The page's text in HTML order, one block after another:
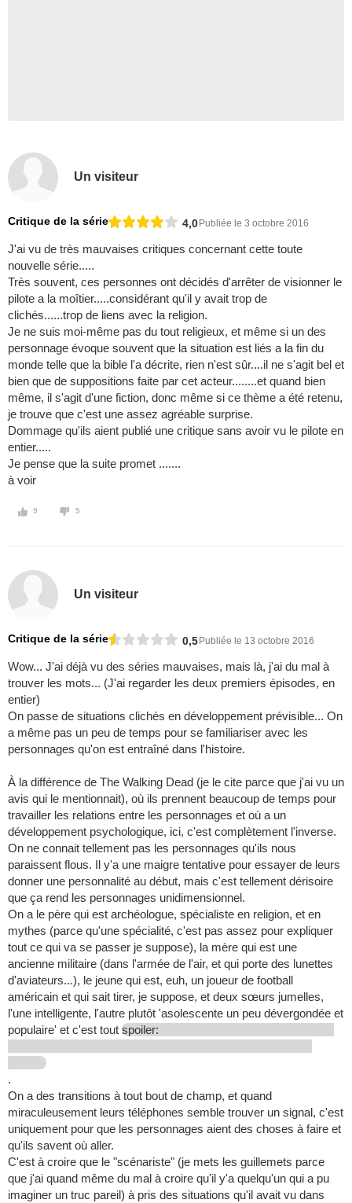
Un visiteur
Critique de la série 4,0Publiée le 3 octobre 2016
J'ai vu de très mauvaises critiques concernant cette toute
nouvelle série.....
Très souvent, ces personnes ont décidés d'arrêter de visionner le
pilote a la moîtier.....considérant qu'il y avait trop de
clichés......trop de liens avec la religion.
Je ne suis moi-même pas du tout religieux, et même si un des
personnage évoque souvent que la situation est liés a la fin du
monde telle que la bible l'a décrite, rien n'est sûr....il ne s'agit bel et
bien que de suppositions faite par cet acteur........et quand bien
même, il s'agit d'une fiction, donc même si ce thème a été retenu,
je trouve que c'est une assez agréable surprise.
Dommage qu'ils aient publié une critique sans avoir vu le pilote en
entier.....
Je pense que la suite promet .......
à voir
9 5
Un visiteur
Critique de la série 0,5Publiée le 13 octobre 2016
Wow... J'ai déjà vu des séries mauvaises, mais là, j'ai du mal à
trouver les mots... (J'ai regarder les deux premiers épisodes, en
entier)
On passe de situations clichés en développement prévisible... On
a même pas un peu de temps pour se familiariser avec les
personnages qu'on est entraîné dans l'histoire.
À la différence de The Walking Dead (je le cite parce que j'ai vu un
avis qui le mentionnait), où ils prennent beaucoup de temps pour
travailler les relations entre les personnages et où a un
développement psychologique, ici, c'est complètement l'inverse.
On ne connait tellement pas les personnages qu'ils nous
paraissent flous. Il y'a une maigre tentative pour essayer de leurs
donner une personnalité au début, mais c'est tellement dérisoire
que ça rend les personnages unidimensionnel.
On a le père qui est archéologue, spécialiste en religion, et en
mythes (parce qu'une spécialité, c'est pas assez pour expliquer
tout ce qui va se passer je suppose), la mère qui est une
ancienne militaire (dans l'armée de l'air, et qui porte des lunettes
d'aviateurs...), le jeune qui est, euh, un joueur de football
américain et qui sait tirer, je suppose, et deux sœurs jumelles,
l'une intelligente, l'autre plutôt 'asolescente un peu dévergondée et
populaire' et c'est tout spoiler:
.
On a des transitions à tout bout de champ, et quand
miraculeusement leurs téléphones semble trouver un signal, c'est
uniquement pour que les personnages aient des choses à faire et
qu'ils savent où aller.
C'est à croire que le "scénariste" (je mets les guillemets parce
que j'ai quand même du mal à croire qu'il y'a quelqu'un qui a pu
imaginer un truc pareil) à pris des situations qu'il avait vu dans